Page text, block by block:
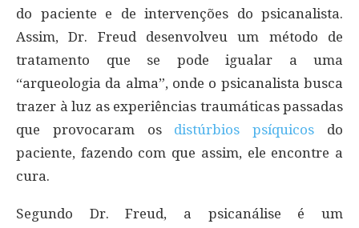
do paciente e de intervenções do psicanalista.
Assim, Dr. Freud desenvolveu um método de
tratamento que se pode igualar a uma
“arqueologia da alma”, onde o psicanalista busca
trazer à luz as experiências traumáticas passadas
que provocaram os distúrbios psíquicos do
paciente, fazendo com que assim, ele encontre a
cura.
Segundo Dr. Freud, a psicanálise é um